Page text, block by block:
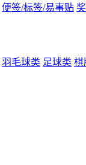
便签/标签/易事贴
羽毛球类 足球类 棋